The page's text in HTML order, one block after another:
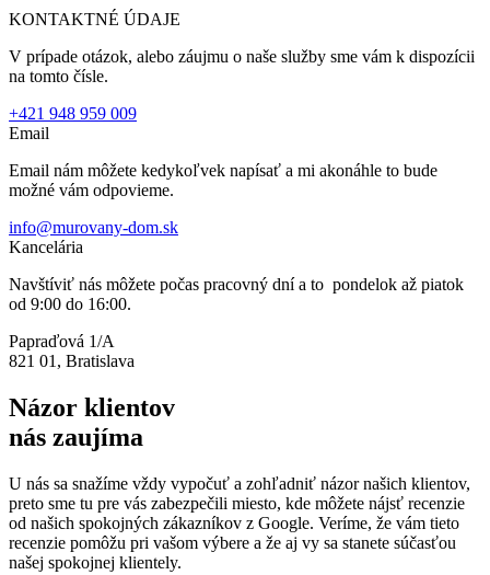
KONTAKTNÉ ÚDAJE
V prípade otázok, alebo záujmu o naše služby sme vám k dispozícii
na tomto čísle.
+421 948 959 009
Email
Email nám môžete kedykoľvek napísať a mi akonáhle to bude
možné vám odpovieme.
info@murovany-dom.sk
Kancelária
Navštíviť nás môžete počas pracovný dní a to pondelok až piatok
od 9:00 do 16:00.
Papraďová 1/A
821 01, Bratislava
Názor klientov
nás zaujíma
U nás sa snažíme vždy vypočuť a zohľadniť názor našich klientov,
preto sme tu pre vás zabezpečili miesto, kde môžete nájsť recenzie
od našich spokojných zákazníkov z Google. Veríme, že vám tieto
recenzie pomôžu pri vašom výbere a že aj vy sa stanete súčasťou
našej spokojnej klientely.